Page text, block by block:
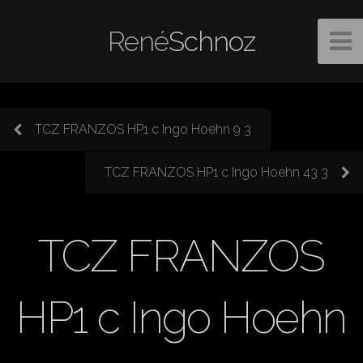
RenéSchnoz
TCZ FRANZOS HP1 c Ingo Hoehn 9 3
TCZ FRANZOS HP1 c Ingo Hoehn 43 3
TCZ FRANZOS
HP1 c Ingo Hoehn